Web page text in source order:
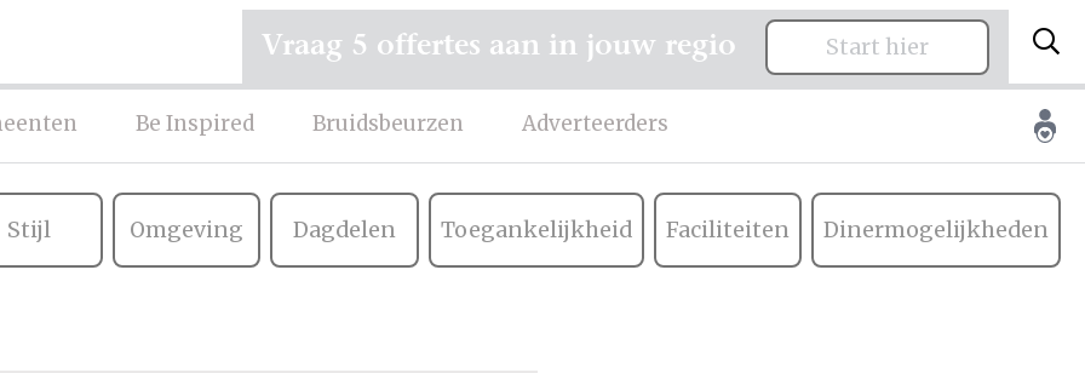
Be Inspired Bruidsbeurzen Adverteerders
Vraag 5 offertes aan in jouw regio Start hier
Stijl Omgeving Dagdelen Toegankelijkheid Faciliteiten Dinermogelijkheden